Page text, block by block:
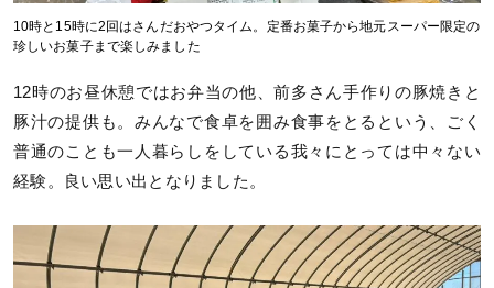
10時と15時に2回はさんだおやつタイム。定番お菓子から地元スーパー限定の
珍しいお菓子まで楽しみました
12時のお昼休憩ではお弁当の他、前多さん手作りの豚焼きと
豚汁の提供も。みんなで食卓を囲み食事をとるという、ごく
普通のことも一人暮らしをしている我々にとっては中々ない
経験。良い思い出となりました。